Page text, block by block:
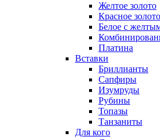
Желтое золото
Красное золото
Белое с
Платина
Вставки
Бриллианты
Сапфиры
Изумруды
Рубины
Топазы
Танзаниты
Для кого